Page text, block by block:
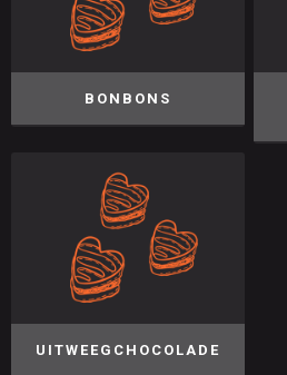
BONBONS
UITWEEGCHOCOLADE